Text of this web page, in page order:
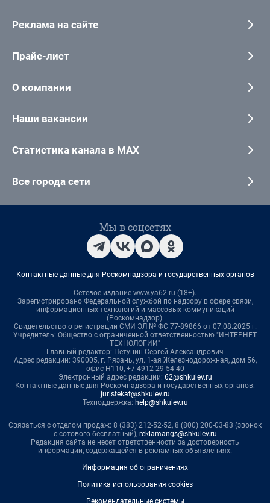
Реклама на сайте
Прайс-лист
О компании
Наши вакансии
Статистика канала в MAX
Все города сети
Мы в соцсетях
Контактные данные для Роскомнадзора и государственных органов
Сетевое издание www.ya62.ru (18+).
Зарегистрировано Федеральной службой по надзору в сфере связи,
информационных технологий и массовых коммуникаций
(Роскомнадзор).
Свидетельство о регистрации СМИ ЭЛ № ФС 77-89866 от 07.08.2025 г.
Учредитель: Общество с ограниченной ответственностью "ИНТЕРНЕТ
ТЕХНОЛОГИИ"
Главный редактор: Петунин Сергей Александрович
Адрес редакции: 390005, г. Рязань, ул. 1-ая Железнодорожная, дом 56,
офис Н110, +7-4912-29-54-40
Электронный адрес редакции: 62@shkulev.ru
Контактные данные для Роскомнадзора и государственных органов:
juristekat@shkulev.ru
Техподдержка: help@shkulev.ru
Связаться с отделом продаж: 8 (383) 212-52-52, 8 (800) 200-03-83 (звонок
с сотового бесплатный), reklamangs@shkulev.ru
Редакция сайта не несет ответственности за достоверность
информации, содержащейся в рекламных объявлениях.
Информация об ограничениях
Политика использования cookies
Рекомендательные системы